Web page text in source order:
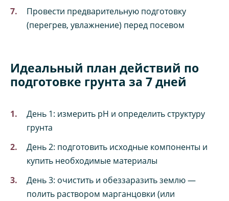
Провести предварительную подготовку
(перегрев, увлажнение) перед посевом
Идеальный план действий по
подготовке грунта за 7 дней
День 1: измерить pH и определить структуру
грунта
День 2: подготовить исходные компоненты и
купить необходимые материалы
День 3: очистить и обеззаразить землю —
полить раствором марганцовки (или